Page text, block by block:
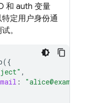
和 auth 变量
定用户身份通
。
({
,
: